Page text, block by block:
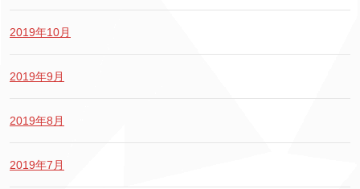
2019年10月
2019年9月
2019年8月
2019年7月